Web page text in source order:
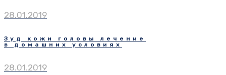
28.01.2019
Зуд кожи головы лечение
в домашних условиях
28.01.2019